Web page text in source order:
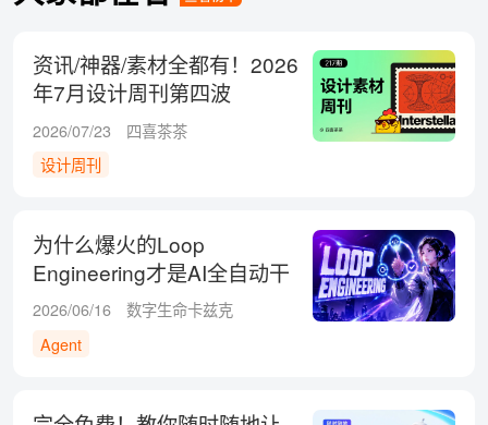
资讯/神器/素材全都有！2026
年7月设计周刊第四波
2026/07/23
四喜茶茶
设计周刊
为什么爆火的Loop
Engineering才是AI全自动干
活的终极模式？
2026/06/16
数字生命卡兹克
Agent